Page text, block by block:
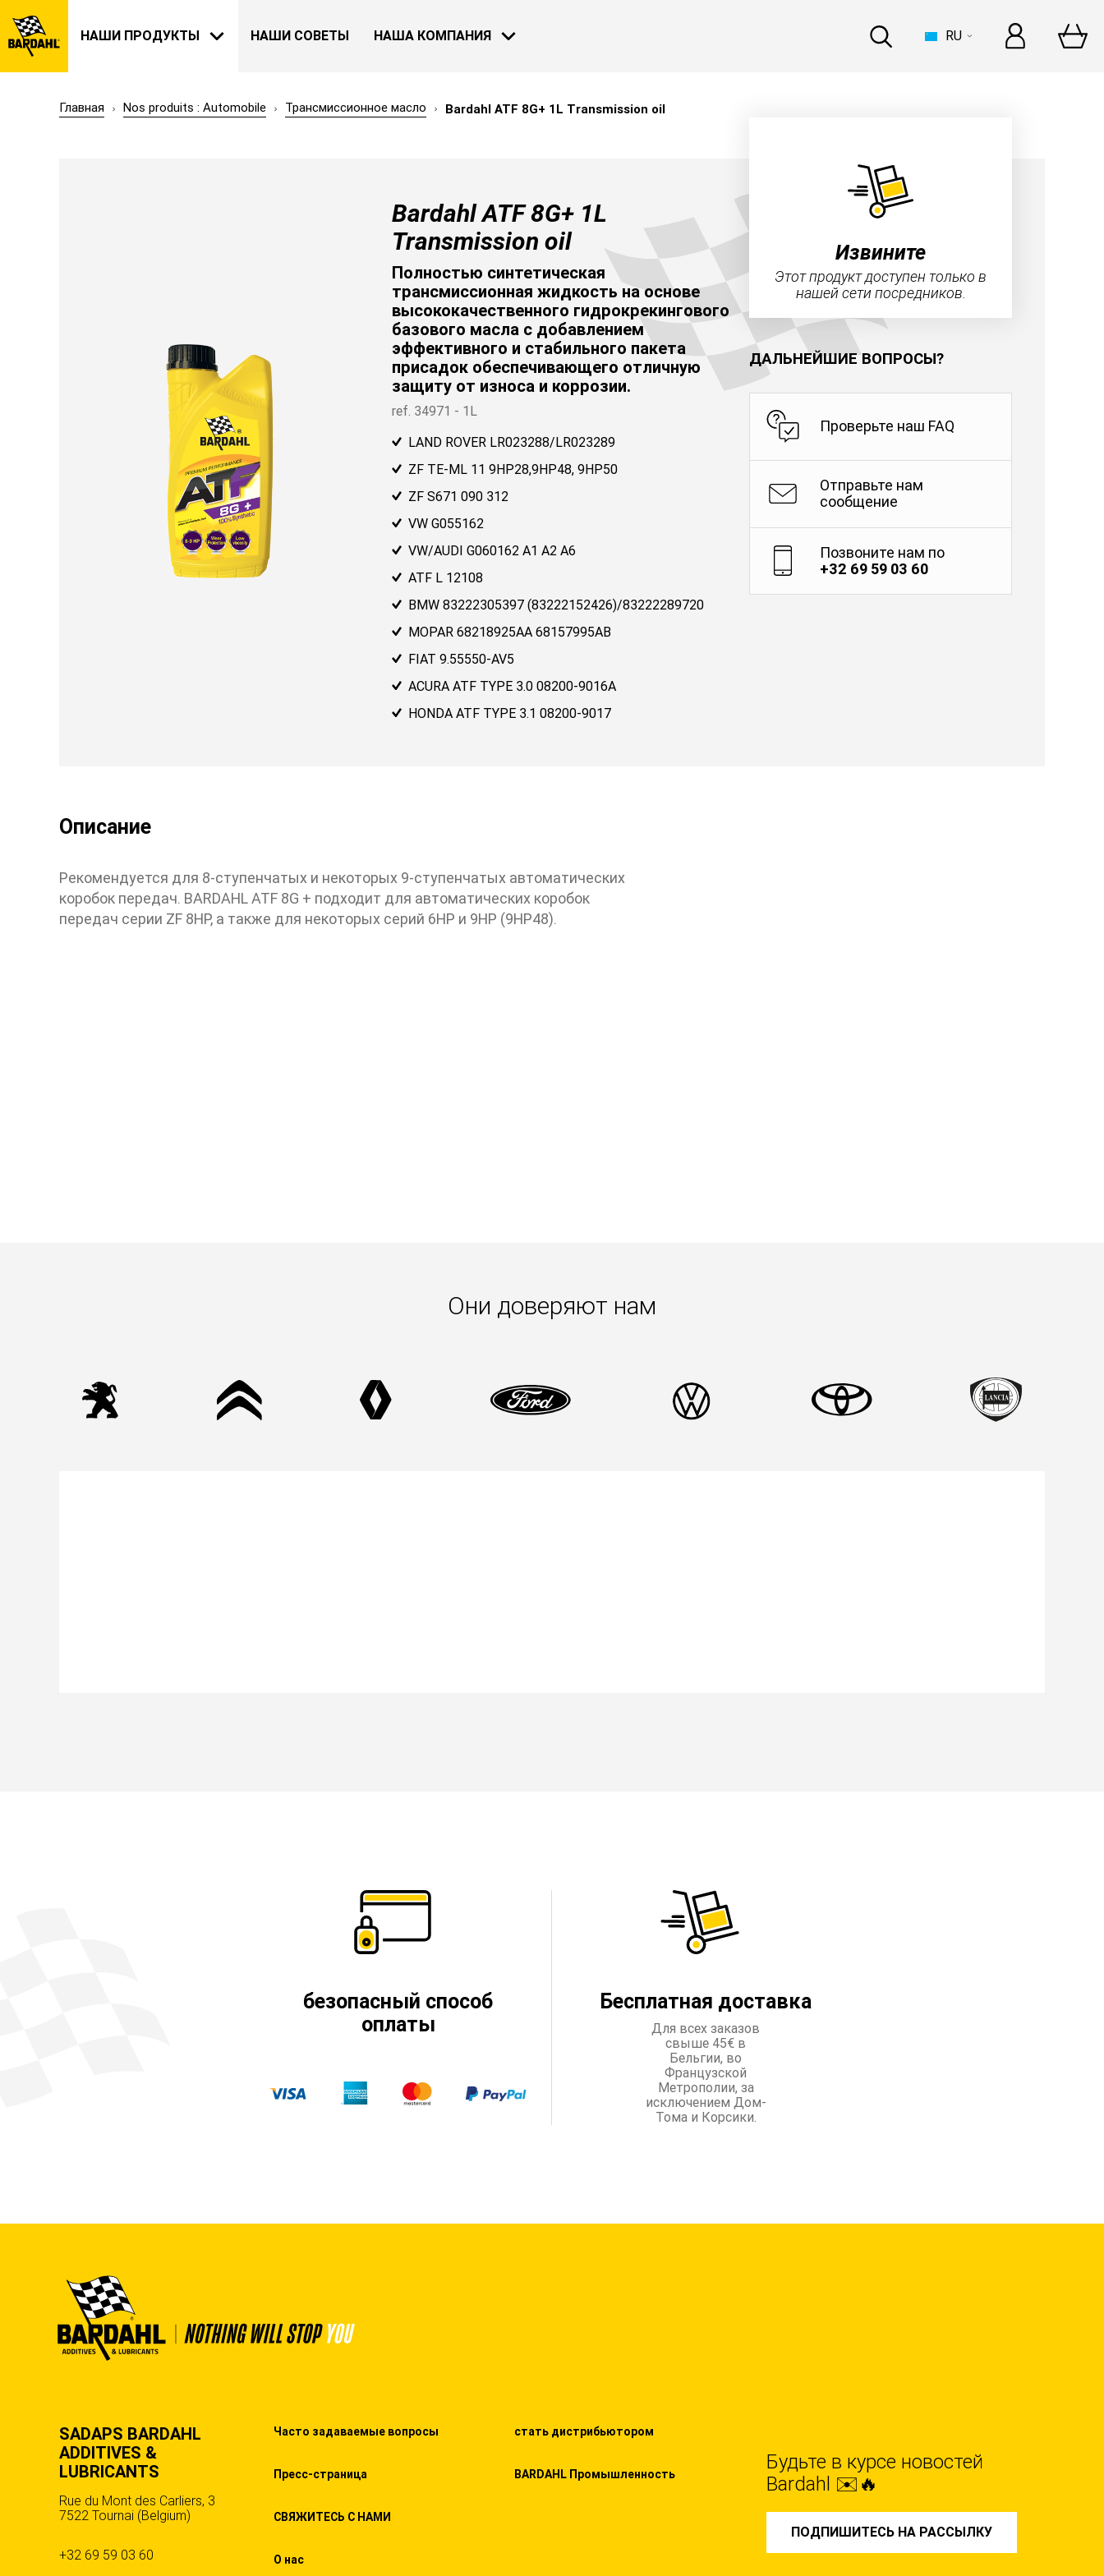
НАШИ ПРОДУКТЫ
ВОДНЫЙ ТРАСПОРТ ИНДУСТРИЯ
НАШИ ЛАКОМСТВА
Найти подходящую смазку для вашего
автомобиля www.bardahloils.com
НАШИ СОВЕТЫ НАША КОМПАНИЯ
это целая история!
СМОТРЕТЬ ВСЕ НОВОСТИ
RU
Главная Nos produits : Automobile Трансмиссионное масло Bardahl ATF 8G+ 1L Transmission oil
Bardahl ATF 8G+ 1L
Transmission oil
ref. 34971 - 1L
Полностью синтетическая
трансмиссионная жидкость на основе
высококачественного гидрокрекингового
базового масла с добавлением
эффективного и стабильного пакета
присадок обеспечивающего отличную
защиту от износа и коррозии.
LAND ROVER LR023288/LR023289
ZF TE-ML 11 9HP28,9HP48, 9HP50
ZF S671 090 312
VW G055162
VW/AUDI G060162 A1 A2 A6
ATF L 12108
BMW 83222305397 (83222152426)/83222289720
MOPAR 68218925AA 68157995AB
FIAT 9.55550-AV5
ACURA ATF TYPE 3.0 08200-9016A
HONDA ATF TYPE 3.1 08200-9017
Извините
Этот продукт доступен только в
нашей сети посредников.
ДАЛЬНЕЙШИЕ ВОПРОСЫ?
Проверьте наш FAQ
Отправьте нам
сообщение
Позвоните нам по
+32 69 59 03 60
Описание
Рекомендуется для 8-ступенчатых и некоторых 9-ступенчатых автоматических
коробок передач. BARDAHL ATF 8G + подходит для автоматических коробок
передач серии ZF 8HP, а также для некоторых серий 6HP и 9HP (9HP48).
Они доверяют нам
безопасный способ
оплаты
Бесплатная доставка
Для всех заказов
свыше 45€ в
Бельгии, во
Французской
Метрополии, за
исключением Дом-
Тома и Корсики.
SADAPS BARDAHL
ADDITIVES &
LUBRICANTS
Rue du Mont des Carliers, 3
7522 Tournai (Belgium)
+32 69 59 03 60
Часто задаваемые вопросы
Пресс-страница
СВЯЖИТЕСЬ С НАМИ
О нас
стать дистрибьютором
BARDAHL Промышленность
Будьте в курсе новостей
Bardahl ✉️🔥
ПОДПИШИТЕСЬ НА РАССЫЛКУ